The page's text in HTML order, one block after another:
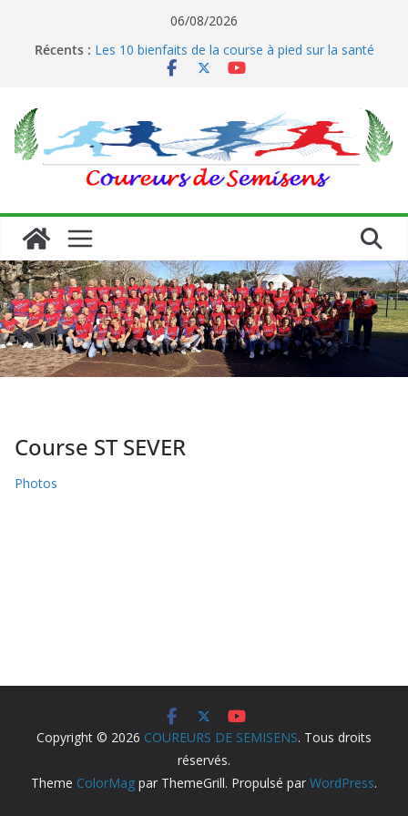
06/08/2026
Récents : Les 10 bienfaits de la course à pied sur la santé
Course ST SEVER
Photos
Copyright © 2026 COUREURS DE SEMISENS. Tous droits
réservés.
Theme ColorMag par ThemeGrill. Propulsé par WordPress.